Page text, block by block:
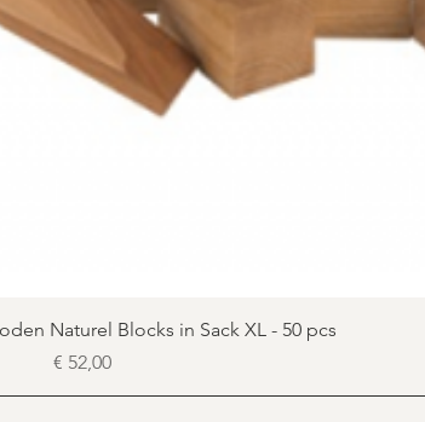
Snel overzicht
Naturel Blocks in Sack XL - 50 pcs
Prijs
€ 52,00